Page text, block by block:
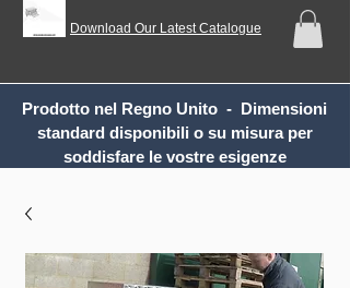
Download Our Latest Catalogue
Prodotto nel Regno Unito - Dimensioni
standard disponibili o su misura per
soddisfare le vostre esigenze